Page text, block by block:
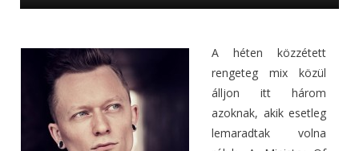
A héten közzétett
rengeteg mix közül
álljon itt három
azoknak, akik esetleg
lemaradtak volna